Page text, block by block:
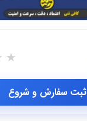
★
ثبت سفارش و شروع